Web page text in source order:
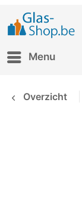
Menu
Overzicht